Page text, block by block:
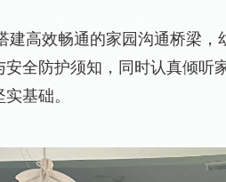
建高效畅通的家园沟通桥梁
安全防护须知，同时认真倾听
基础。